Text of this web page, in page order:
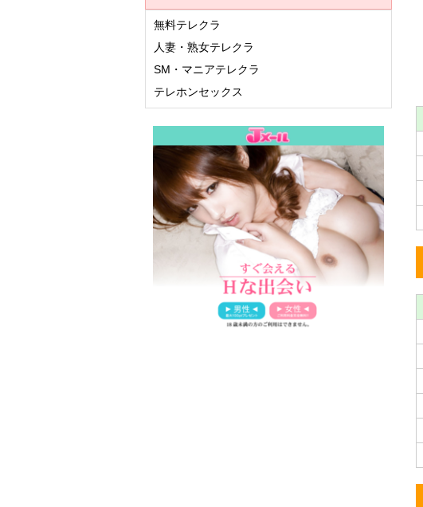
無料テレクラ
人妻・熟女テレクラ
SM・マニアテレクラ
テレホンセックス